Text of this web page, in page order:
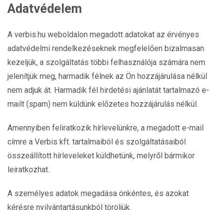
Adatvédelem
A verbis.hu weboldalon megadott adatokat az érvényes
adatvédelmi rendelkezéseknek megfelelően bizalmasan
kezeljük, a szolgáltatás többi felhasználója számára nem
jelenítjük meg, harmadik félnek az Ön hozzájárulása nélkül
nem adjuk át. Harmadik fél hirdetési ajánlatát tartalmazó e-
mailt (spam) nem küldünk előzetes hozzájárulás nélkül.
Amennyiben feliratkozik hírlevelünkre, a megadott e-mail
címre a Verbis kft. tartalmaiból és szolgáltatásaiból
összeállított hírleveleket küldhetünk, melyről bármikor
leiratkozhat.
A személyes adatok megadása önkéntes, és azokat
kérésre nyilvántartásunkból töröljük.